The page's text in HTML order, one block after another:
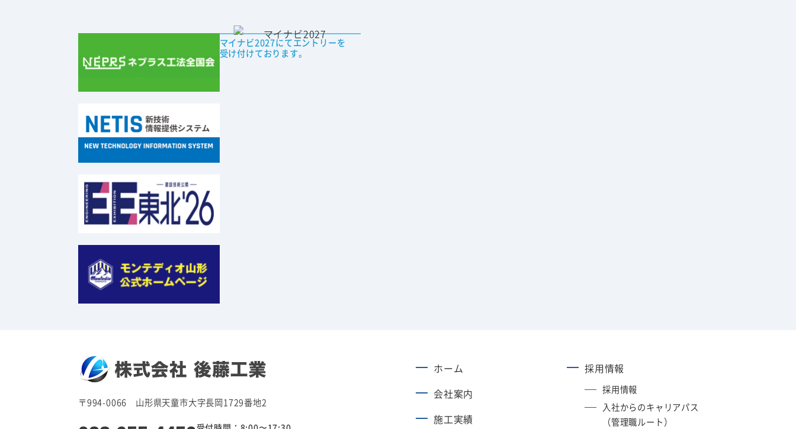
マイナビ2027にてエントリーを
受け付けております。
〒994-0066 山形県天童市大字長岡1729番地2
ホーム
会社案内
施工実績
採用情報
採用情報
入社からのキャリアパス
（管理職ルート）